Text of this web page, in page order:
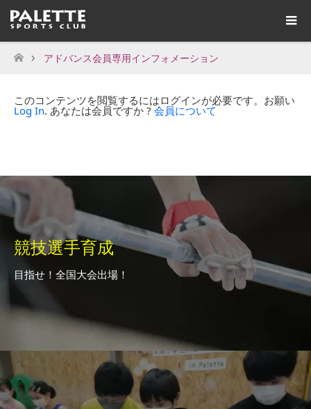
ホーム
アドバンス会員専用インフォメーション
このコンテンツを閲覧するにはログインが必要です。お願い
Log In. あなたは会員ですか ? 会員について
競技選手育成
目指せ！全国大会出場！